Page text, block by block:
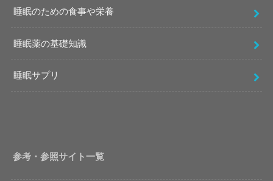
睡眠のための食事や栄養
睡眠薬の基礎知識
睡眠サプリ
参考・参照サイト一覧